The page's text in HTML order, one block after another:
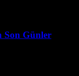
Son Günler